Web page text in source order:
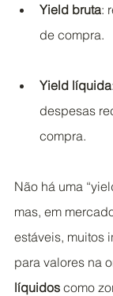
Yield bruta:
de compra.
Yield líquida
despesas
compra.
Não há uma
mas, em
estáveis, muitos
para valores na
líquidos como